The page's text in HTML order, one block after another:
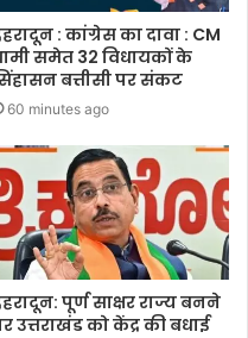
: कांग्रेस का दावा : CM
समेत 32 विधायकों के
बत्तीसी पर संकट
60 minutes ago
पूर्ण साक्षर राज्य बनने
उत्तराखंड को केंद्र की बधाई